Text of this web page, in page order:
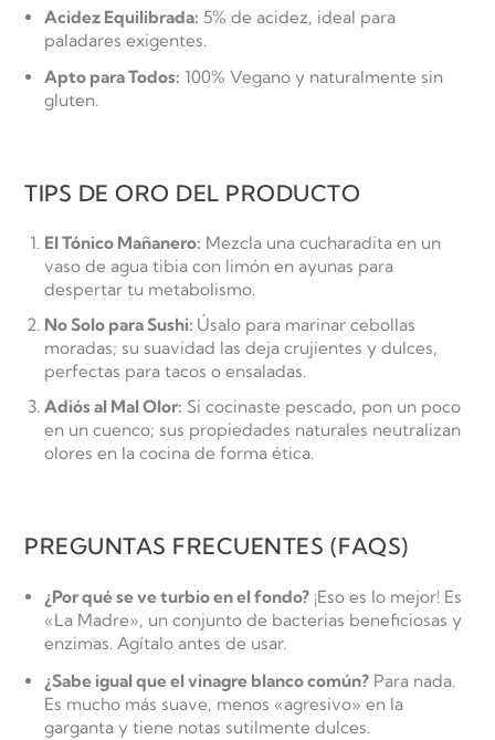
Acidez Equilibrada: 5% de acidez, ideal para
paladares exigentes.
Apto para Todos: 100% Vegano y naturalmente sin
gluten.
TIPS DE ORO DEL PRODUCTO
El Tónico Mañanero: Mezcla una cucharadita en un
vaso de agua tibia con limón en ayunas para
despertar tu metabolismo.
No Solo para Sushi: Úsalo para marinar cebollas
moradas; su suavidad las deja crujientes y dulces,
perfectas para tacos o ensaladas.
Adiós al Mal Olor: Si cocinaste pescado, pon un poco
en un cuenco; sus propiedades naturales neutralizan
olores en la cocina de forma ética.
PREGUNTAS FRECUENTES (FAQS)
¿Por qué se ve turbio en el fondo? ¡Eso es lo mejor! Es
«La Madre», un conjunto de bacterias beneficiosas y
enzimas. Agítalo antes de usar.
¿Sabe igual que el vinagre blanco común? Para nada.
Es mucho más suave, menos «agresivo» en la
garganta y tiene notas sutilmente dulces.